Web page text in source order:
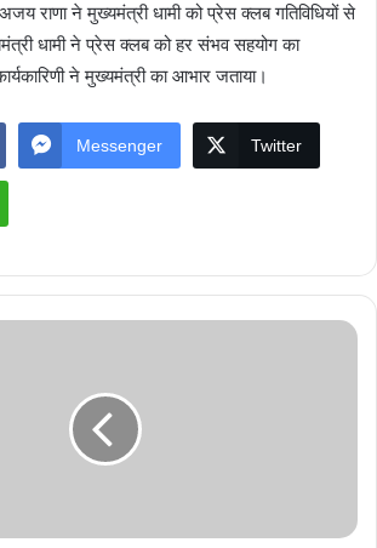
राणा ने मुख्यमंत्री धामी को प्रेस क्लब गतिविधियों से
धामी ने प्रेस क्लब को हर संभव सहयोग का
ने मुख्यमंत्री का आभार जताया।
Messenger Twitter